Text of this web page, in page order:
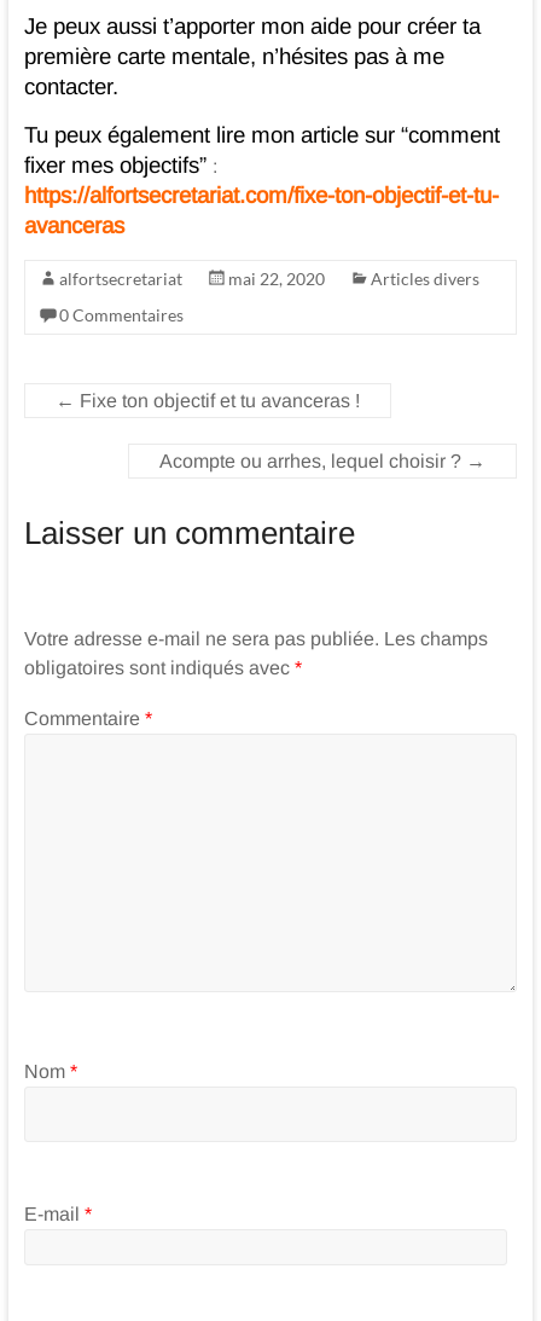
Je peux aussi t’apporter mon aide pour créer ta
première carte mentale, n’hésites pas à me
contacter.
Tu peux également lire mon article sur “comment
fixer mes objectifs” :
https://alfortsecretariat.com/fixe-ton-objectif-et-tu-
avanceras
alfortsecretariat mai 22, 2020
Articles divers
0 Commentaires
← Fixe ton objectif et tu avanceras !
Acompte ou arrhes, lequel choisir ? →
Laisser un commentaire
Votre adresse e-mail ne sera pas publiée. Les champs
obligatoires sont indiqués avec *
Commentaire *
Nom *
E-mail *